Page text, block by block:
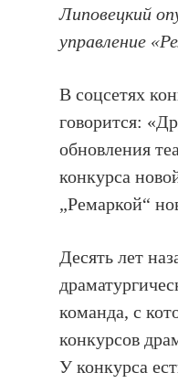
Липовецкий
управление
В соцсетях
говорится:
обновления
конкурса
„Ремаркой“
Десять лет
команда, с
конкурсов
У конкурса